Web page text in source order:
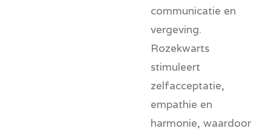
communicatie en
vergeving.
Rozekwarts
stimuleert
zelfacceptatie,
empathie en
harmonie, waardoor